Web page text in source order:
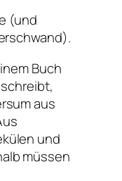
(und
Buch
schreibt,
aus
und
müssen